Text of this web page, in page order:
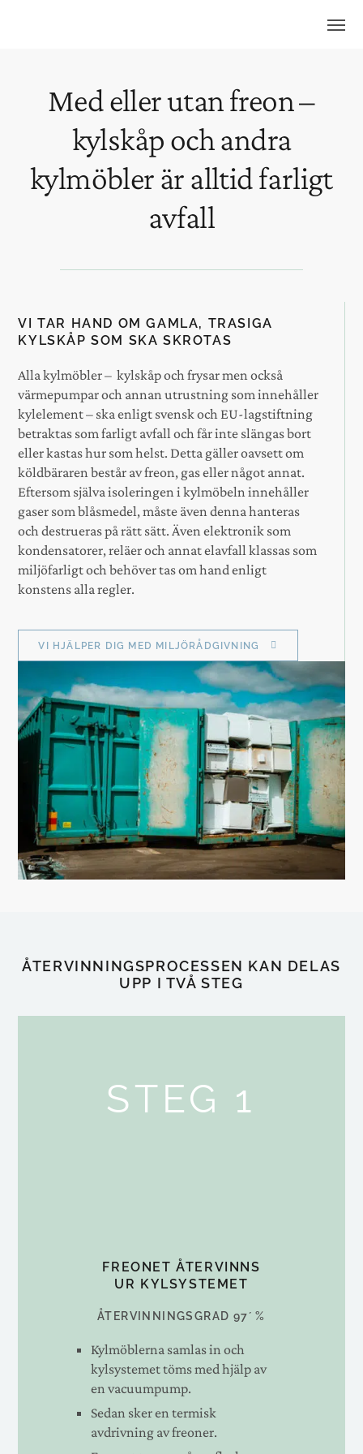
Med eller utan freon –
kylskåp och andra
kylmöbler är alltid farligt
avfall
VI TAR HAND OM GAMLA, TRASIGA
KYLSKÅP SOM SKA SKROTAS
Alla kylmöbler – kylskåp och frysar men också
värmepumpar och annan utrustning som innehåller
kylelement – ska enligt svensk och EU-lagstiftning
betraktas som farligt avfall och får inte slängas bort
eller kastas hur som helst. Detta gäller oavsett om
köldbäraren består av freon, gas eller något annat.
Eftersom själva isoleringen i kylmöbeln innehåller
gaser som blåsmedel, måste även denna hanteras
och destrueras på rätt sätt. Även elektronik som
kondensatorer, reläer och annat elavfall klassas som
miljöfarligt och behöver tas om hand enligt
konstens alla regler.
VI HJÄLPER DIG MED MILJÖRÅDGIVNING
ÅTERVINNINGSPROCESSEN KAN DELAS
UPP I TVÅ STEG
STEG 1
FREONET ÅTERVINNS
UR KYLSYSTEMET
ÅTERVINNINGSGRAD 97´ %
Kylmöblerna samlas in och
kylsystemet töms med hjälp av
en vacuumpump.
Sedan sker en termisk
avdrivning av freoner.